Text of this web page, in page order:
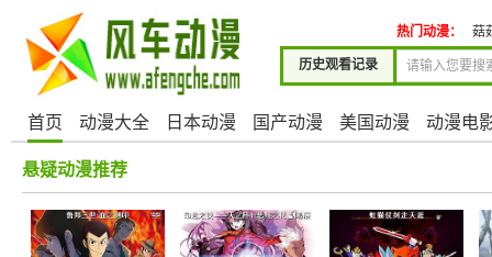
历史观看记录
热门动漫： 菇
首页 动漫大全 日本动漫 国产动漫 美国动漫 动漫电
悬疑动漫推荐